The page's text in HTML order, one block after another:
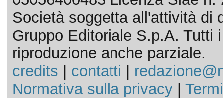
Società soggetta all'attività di
Gruppo Editoriale S.p.A. Tutti
riproduzione anche parziale.
credits
contatti
Normativa sulla privacy|